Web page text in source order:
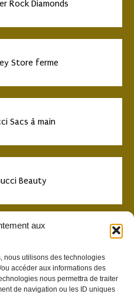
aux
nous utilisons des technologies
accéder aux informations des
nous permettra de traiter
de navigation ou les ID uniques
Rock Diamonds
Store ferme
Sacs à main
Beauty
ideas …